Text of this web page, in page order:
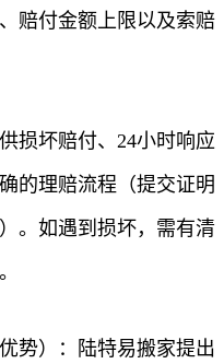
赔付金额上限以及索赔
损坏赔付、24小时响应
的理赔流程（提交证明
。如遇到损坏，需有清
势）：陆特易搬家提出